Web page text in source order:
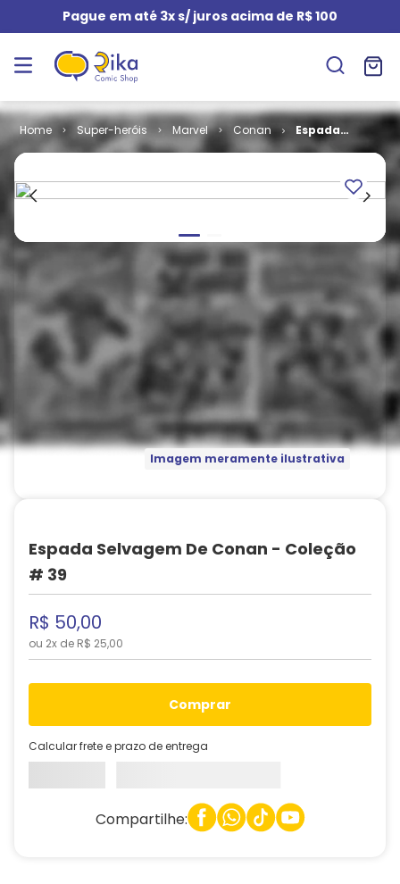
Pague em até 3x s/ juros acima de R$ 100
Super-heróis Marvel Conan
Espada
Selvagem de
Coleção # 39
Imagem meramente ilustrativa
Espada Selvagem De Conan - Coleção
# 39
R$ 50,00
ou 2x de R$ 25,00
comprar
Calcular frete e prazo de entrega
Compartilhe: